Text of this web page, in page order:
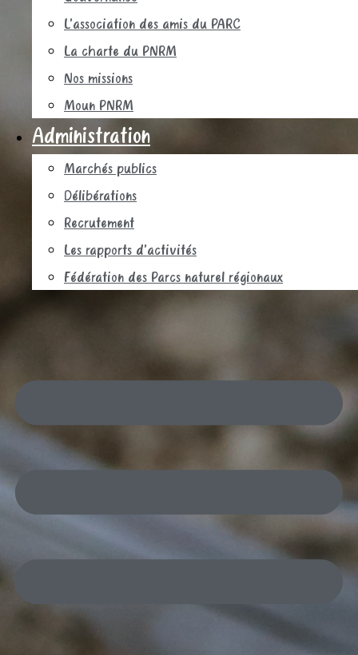
L’association des amis du PARC
La charte du PNRM
Nos missions
Moun PNRM
Administration
Marchés publics
Délibérations
Recrutement
Les rapports d’activités
Fédération des Parcs naturel régionaux